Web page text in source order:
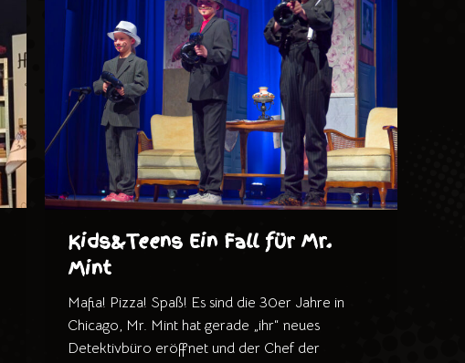
Kids&Teens Ein Fall für Mr.
Mint
Mafia! Pizza! Spaß! Es sind die 30er Jahre in
Chicago, Mr. Mint hat gerade „ihr“ neues
Detektivbüro eröffnet und der Chef der